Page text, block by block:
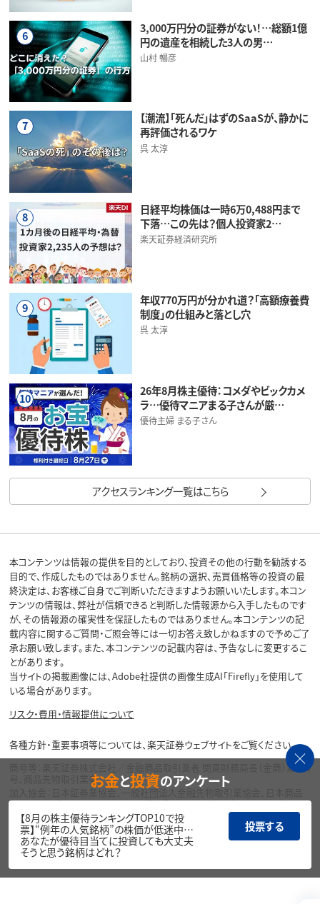
6
3,000万円分の証券がない！…総額1億
円の遺産を相続した3人の男…
山村 暢彦
7
【潮流】「死んだ」はずのSaaSが、静かに
再評価されるワケ
呉 太淳
8
日経平均株価は一時6万0,488円まで
下落…この先は？個人投資家2…
楽天証券経済研究所
9
年収770万円が分かれ道？「高額療養費
制度」の仕組みと落とし穴
呉 太淳
10
26年8月株主優待：コメダやビックカメ
ラ…優待マニアまる子さんが厳…
優待主婦 まる子さん
アクセスランキング一覧はこちら
本コンテンツは情報の提供を目的としており、投資その他の行動を勧誘する
目的で、作成したものではありません。銘柄の選択、売買価格等の投資の最
終決定は、お客様ご自身でご判断いただきますようお願いいたします。本コン
テンツの情報は、弊社が信頼できると判断した情報源から入手したものです
が、その情報源の確実性を保証したものではありません。本コンテンツの記
載内容に関するご質問・ご照会等には一切お答え致しかねますので予めご了
承お願い致します。また、本コンテンツの記載内容は、予告なしに変更するこ
とがあります。
当サイトの掲載画像には、Adobe社提供の画像生成AI「Firefly」を使用して
いる場合があります。
リスク・費用・情報提供について
各種方針・重要事項等については、楽天証券ウェブサイトをご覧ください。
商号等：楽天証券株式会社／金融商品取引業者 関東財務局長（金商）第195
号、商品先物取引業者
加入協会：日本証券業協会、一般社団法人金融先物取引業協会、日本商品
先物取引協会、一般社団法人第二種金融商品取引業協会、一般社団法人資
産運用業協会
Copyright©
1999-2026 Rakuten Securities, Inc. All
お金と投資のアンケート
【8月の株主優待ランキングTOP10で投
票】“例年の人気銘柄”の株価が低迷中…
あなたが優待目当てに投資しても大丈夫
そうと思う銘柄はどれ？
投票する